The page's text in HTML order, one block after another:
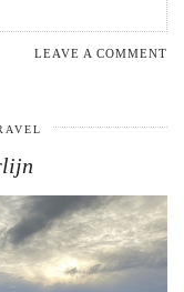
LEAVE A COMMENT